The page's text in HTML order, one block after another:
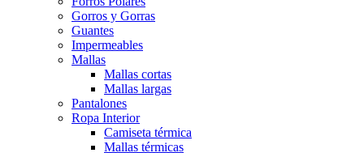
Gorros y Gorras
Guantes
Impermeables
Mallas
Mallas cortas
Mallas largas
Pantalones
Ropa Interior
Camiseta térmica
Mallas térmicas